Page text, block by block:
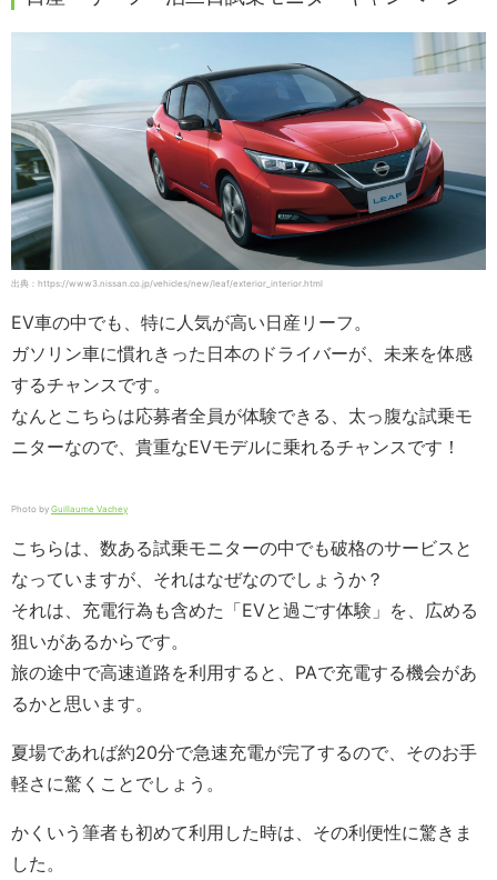
出典：https://www3.nissan.co.jp/vehicles/new/leaf/exterior_interior.html
EV車の中でも、特に人気が高い日産リーフ。
ガソリン車に慣れきった日本のドライバーが、未来を体感
するチャンスです。
なんとこちらは応募者全員が体験できる、太っ腹な試乗モ
ニターなので、貴重なEVモデルに乗れるチャンスです！
Photo by Guillaume Vachey
こちらは、 数ある試乗モニターの中でも破格のサービスと
なっていますが、それはなぜなのでしょうか？
それは、充電行為も含めた「EVと過ごす体験」を、広める
狙いがあるからです。
旅の途中で高速道路を利用すると、PAで充電する機会があ
るかと思います。
夏場であれば約20分で急速充電が完了するので、そのお手
軽さに驚くことでしょう。
かくいう筆者も初めて利用した時は、その利便性に驚きま
した。